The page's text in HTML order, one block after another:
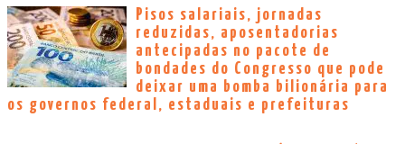
Pisos salariais, jornadas
reduzidas, aposentadorias
antecipadas no pacote de
bondades do Congresso que pode
deixar uma bomba bilionária para
os governos federal, estaduais e prefeituras